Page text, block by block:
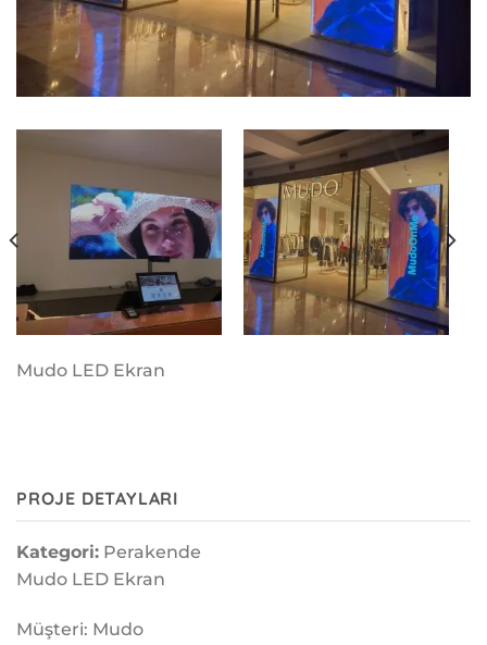
PROJE DETAYLARI
Kategori: Perakende
Mudo LED Ekran
Müşteri: Mudo
Mudo LED Ekran